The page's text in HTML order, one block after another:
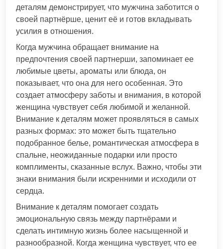
деталям демонстрирует, что мужчина заботится о
своей партнёрше, ценит её и готов вкладывать
усилия в отношения.
Когда мужчина обращает внимание на
предпочтения своей партнерши, запоминает ее
любимые цветы, ароматы или блюда, он
показывает, что она для него особенная. Это
создает атмосферу заботы и внимания, в которой
женщина чувствует себя любимой и желанной.
Внимание к деталям может проявляться в самых
разных формах: это может быть тщательно
подобранное белье, романтическая атмосфера в
спальне, неожиданные подарки или просто
комплименты, сказанные вслух. Важно, чтобы эти
знаки внимания были искренними и исходили от
сердца.
Внимание к деталям помогает создать
эмоциональную связь между партнёрами и
сделать интимную жизнь более насыщенной и
разнообразной. Когда женщина чувствует, что ее